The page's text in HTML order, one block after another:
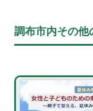
調布市内その他